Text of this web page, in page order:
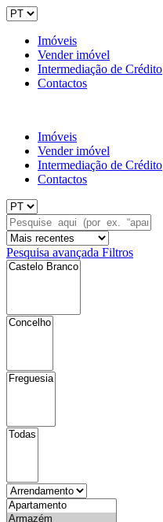
Imóveis
Vender imóvel
Intermediação de Crédito
Contactos
Imóveis
Vender imóvel
Intermediação de Crédito
Contactos
Pesquisa avançada Filtros